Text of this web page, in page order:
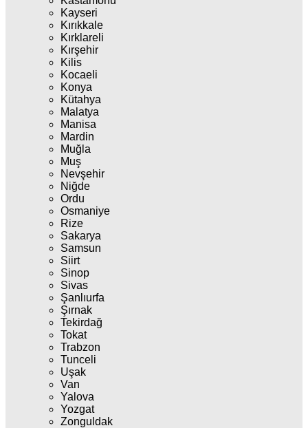
Kayseri
Kırıkkale
Kırklareli
Kırşehir
Kilis
Kocaeli
Konya
Kütahya
Malatya
Manisa
Mardin
Muğla
Muş
Nevşehir
Niğde
Ordu
Osmaniye
Rize
Sakarya
Samsun
Siirt
Sinop
Sivas
Şanlıurfa
Şırnak
Tekirdağ
Tokat
Trabzon
Tunceli
Uşak
Van
Yalova
Yozgat
Zonguldak